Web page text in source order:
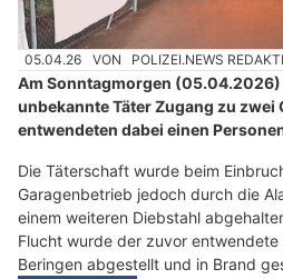
05.04.26 VON POLIZEI.NEWS
Am Sonntagmorgen
unbekannte Täter Zugang zu zwei
entwendeten dabei einen
Die Täterschaft wurde beim
Garagenbetrieb jedoch durch die
einem weiteren Diebstahl
Flucht wurde der zuvor entwendete
Beringen abgestellt und in Brand